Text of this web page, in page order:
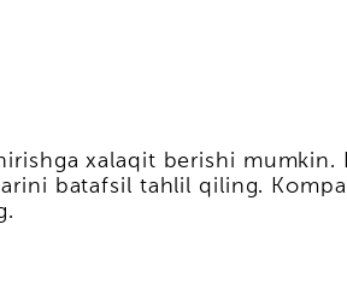
xalaqit berishi mumkin.
batafsil tahlil qiling.